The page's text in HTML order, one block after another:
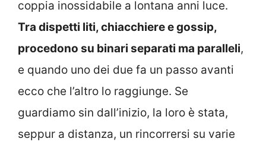
coppia inossidabile a lontana anni luce.
Tra dispetti liti, chiacchiere e gossip,
procedono su binari separati ma paralleli,
e quando uno dei due fa un passo avanti
ecco che l’altro lo raggiunge. Se
guardiamo sin dall’inizio, la loro è stata,
seppur a distanza, un rincorrersi su varie